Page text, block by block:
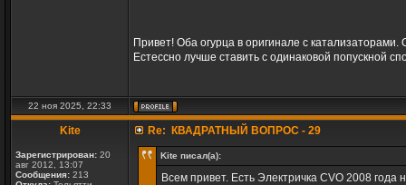
Привет! Оба огурца в оригинале с
Естессно лучше ставить с одинаковой попускной
22 ноя 2025, 22:33
Kite
Зарегистрирован: 20
авг 2012, 13:07
Сообщения: 213
Re: КВАДРАТНЫЙ ВОПРОС - 29
Kite писал(а):
Всем привет. Есть Электричка CVO 2008